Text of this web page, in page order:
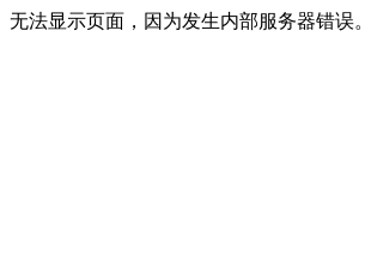
无法显示页面，因为发生内部服务器错误。